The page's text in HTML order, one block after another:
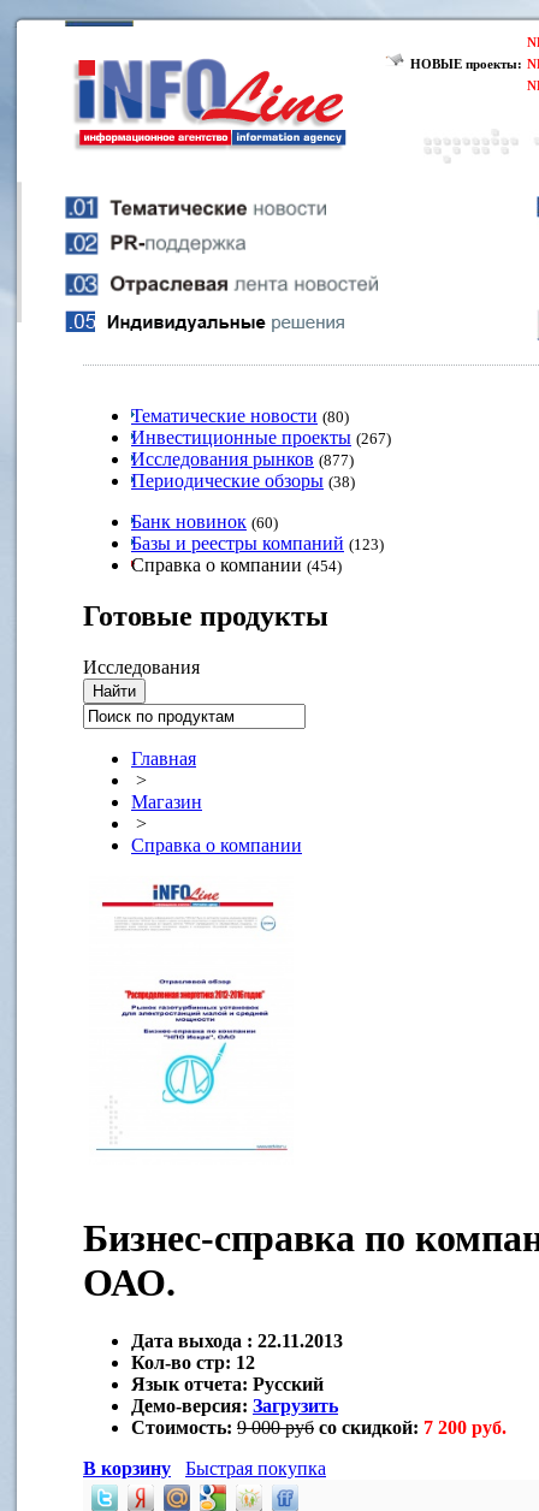
НОВЫЕ проекты:
Тематические новости (80)
Инвестиционные проекты (267)
Исследования рынков (877)
Периодические обзоры (38)
Банк новинок (60)
Базы и реестры компаний (123)
Справка о компании (454)
Готовые продукты
Исследования
Главная
>
Магазин
>
Справка о компании
Бизнес-справка по
ОАО.
Дата выхода : 22.11.2013
Кол-во стр: 12
Язык отчета: Русский
Демо-версия: Загрузить
Стоимость: 9 000 руб со скидкой: 7 200 руб.
В корзину
Быстрая покупка